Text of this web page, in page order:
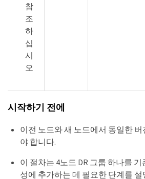
참
조
하
십
시
오
시작하기 전에
이전 노드와 새 노드에서 동일한 버
야 합니다.
이 절차는 4노드 DR 그룹 하나를
성에 추가하는 데 필요한 단계를